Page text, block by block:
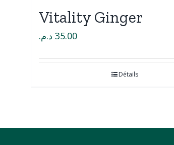
Vitality Ginger
35.00 د.م.
Détails